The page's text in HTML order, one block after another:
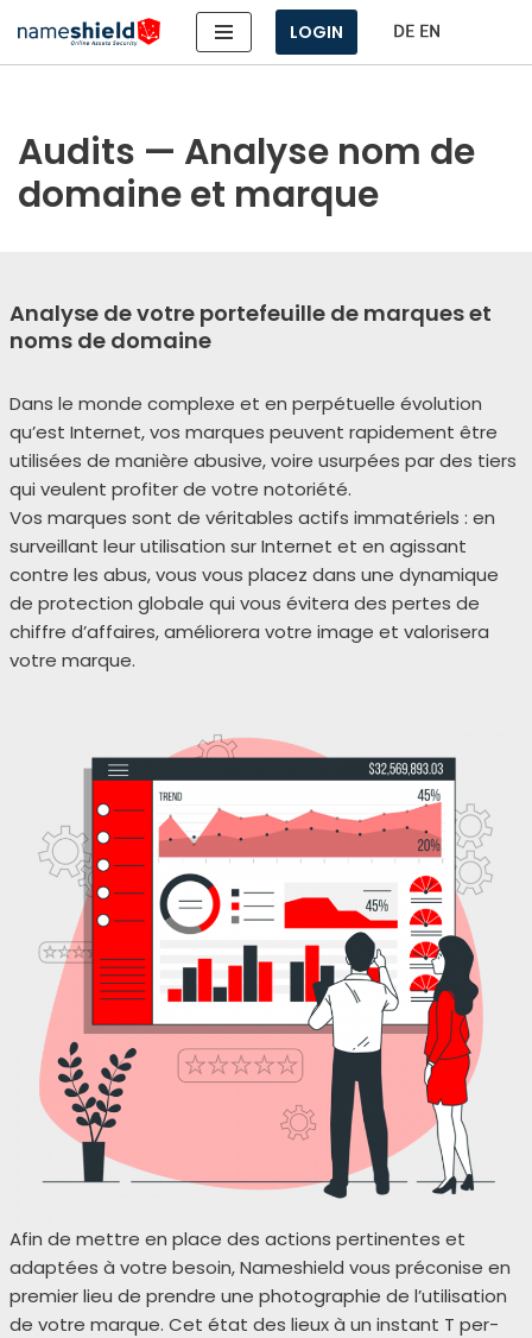
Aller
LOGIN
Audits — Analyse nom de
domaine et marque
Analyse de votre portefeuille de marques et
noms de domaine
Dans le monde com­plexe et en per­pé­tuelle évo­lu­tion
qu’est Internet, vos marques peuvent rapi­de­ment être
uti­li­sées de manière abu­sive, voire usur­pées par des tiers
qui veulent pro­fi­ter de votre noto­rié­té.
Vos marques sont de véri­tables actifs imma­té­riels : en
sur­veillant leur uti­li­sa­tion sur Internet et en agis­sant
contre les abus, vous vous pla­cez dans une dyna­mique
de pro­tec­tion glo­bale qui vous évi­te­ra des pertes de
chiffre d’affaires, amé­lio­re­ra votre image et valo­ri­se­ra
votre marque.
Afin de mettre en place des actions per­ti­nentes et
adap­tées à votre besoin, Nameshield vous pré­co­nise en
pre­mier lieu de prendre une pho­to­gra­phie de l’utilisation
de votre marque. Cet état des lieux à un ins­tant T per­